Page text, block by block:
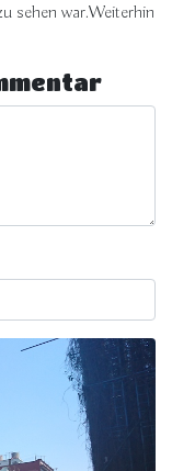
sehen war.Weiterhin